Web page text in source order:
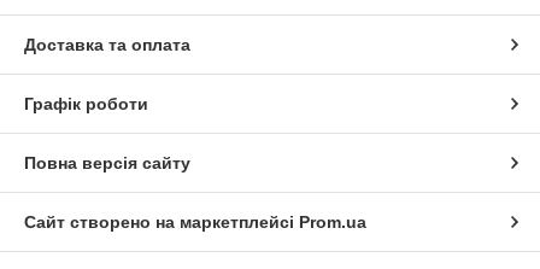
Доставка та оплата
Графік роботи
Повна версія сайту
Сайт створено на маркетплейсі Prom.ua